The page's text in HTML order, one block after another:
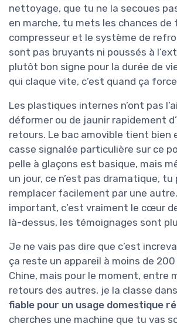
nettoyage, que tu ne la secoues
en marche, tu mets les chances de
compresseur et le système de
sont pas bruyants ni poussés à
plutôt bon signe pour la durée de
qui claque vite, c’est quand ça
Les plastiques internes n’ont pas
déformer ou de jaunir rapidement
retours. Le bac amovible tient bien
casse signalée particulière sur ce
pelle à glaçons est basique, mais
un jour, ce n’est pas dramatique, tu
remplacer facilement par une
important, c’est vraiment le cœur
là-dessus, les témoignages sont
Je ne vais pas dire que c’est
ça reste un appareil à moins de
Chine, mais pour le moment, entre
retours des autres, je la classe
fiable pour un usage domestique
cherches une machine que tu vas